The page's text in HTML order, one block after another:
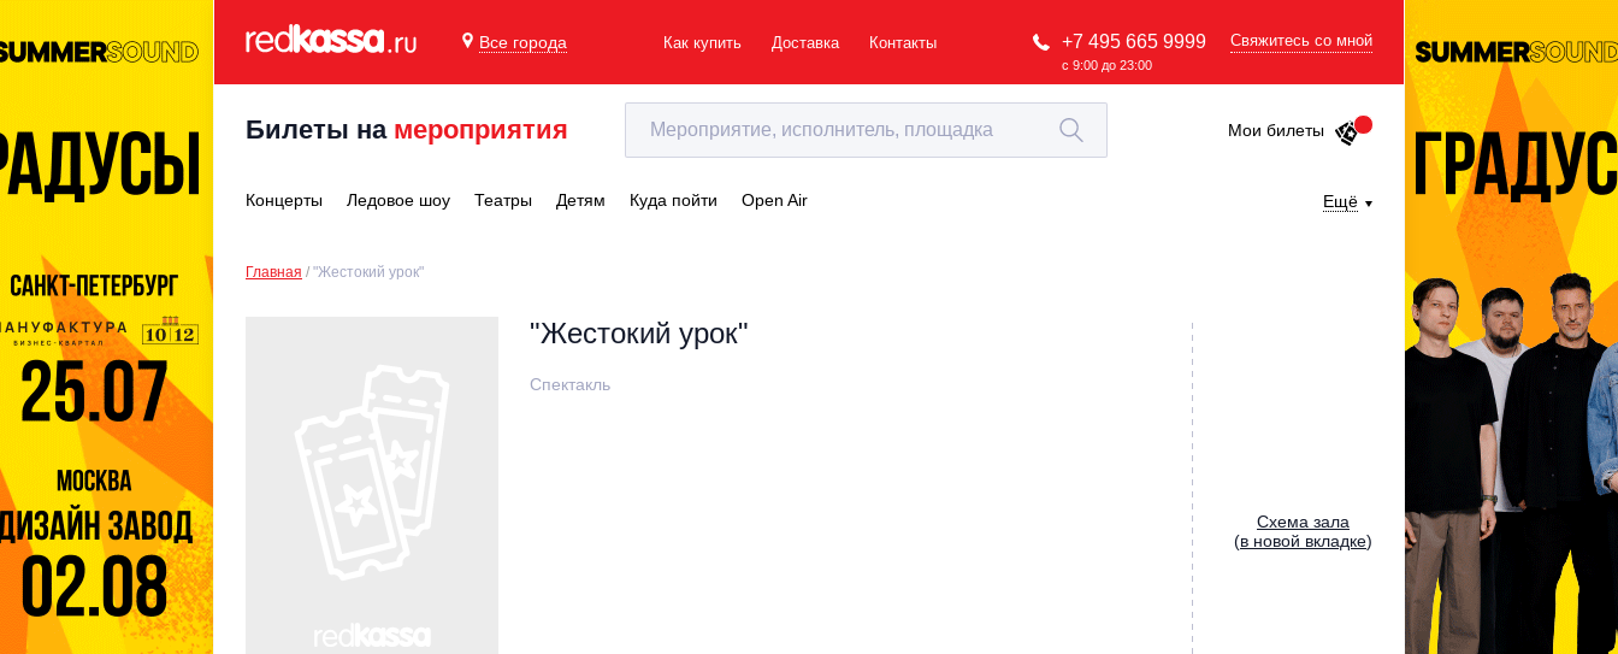
Все города Как купить Доставка Контакты +7 495 665 9999
с 9:00 до 23:00
Свяжитесь со мной
Билеты на мероприятия Мои билеты
Концерты Ледовое шоу Театры Детям Куда пойти Open Air Ещё
Главная "Жестокий урок"
"Жестокий урок"
Спектакль
Cхема зала
(в новой вкладке)